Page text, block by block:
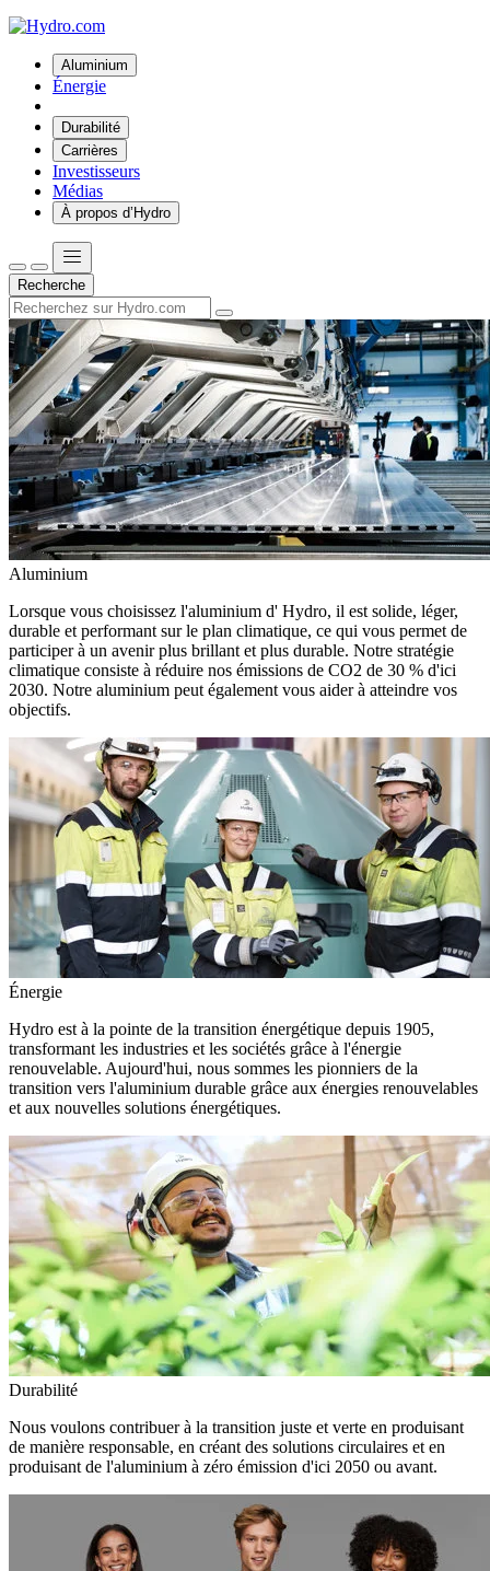
Aluminium
Énergie
Durabilité
Carrières
Investisseurs
Médias
À propos d’Hydro
Recherche
Aluminium
Lorsque vous choisissez l'aluminium d' Hydro, il est solide, léger,
durable et performant sur le plan climatique, ce qui vous permet de
participer à un avenir plus brillant et plus durable. Notre stratégie
climatique consiste à réduire nos émissions de CO2 de 30 % d'ici
2030. Notre aluminium peut également vous aider à atteindre vos
objectifs.
Énergie
Hydro est à la pointe de la transition énergétique depuis 1905,
transformant les industries et les sociétés grâce à l'énergie
renouvelable. Aujourd'hui, nous sommes les pionniers de la
transition vers l'aluminium durable grâce aux énergies renouvelables
et aux nouvelles solutions énergétiques.
Durabilité
Nous voulons contribuer à la transition juste et verte en produisant
de manière responsable, en créant des solutions circulaires et en
produisant de l'aluminium à zéro émission d'ici 2050 ou avant.